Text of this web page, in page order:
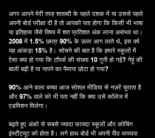
अगर आपने मेरी तरह शताब्दी के पहले दशक में या उससे पहले
अपनी बोर्ड परीक्षा दी है तो आपको पता होगा कि किसी भी भाषा
या इतिहास जैसे विषय में शत प्रतिशत अंक लाना असंभव था।
2008 में 1.5% छात्र 90% के ऊपर आग लाते थे, इस वर्ष
यह आंकड़ा 15% है। सोचने की बात है कि हमारे स्कूलों में
ऐसा क्या हो गया कि टॉपर्स की संख्या 10 गुनी हो गई? गेहूं की
बाली बढ़ी है या नापने का पैमाना छोटा हो गया?
90% आने वाला बच्चा आज सोशल मीडिया से नज़रें चुराता है
और 97% वाले को भी पता नहीं कि क्या उसे कॉलेज में
एडमिशन मिलेगा।
बढ़ते हुए अंको से सबसे ज्यादा फायदा स्कूलों और कोचिंग
इंस्टीट्यूट को होता है। लगे हाथ बोर्ड भी अपनी पीठ थपथपा